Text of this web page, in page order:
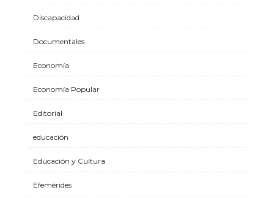
Discapacidad
Documentales
Economía
Economía Popular
Editorial
educación
Educación y Cultura
Efemérides